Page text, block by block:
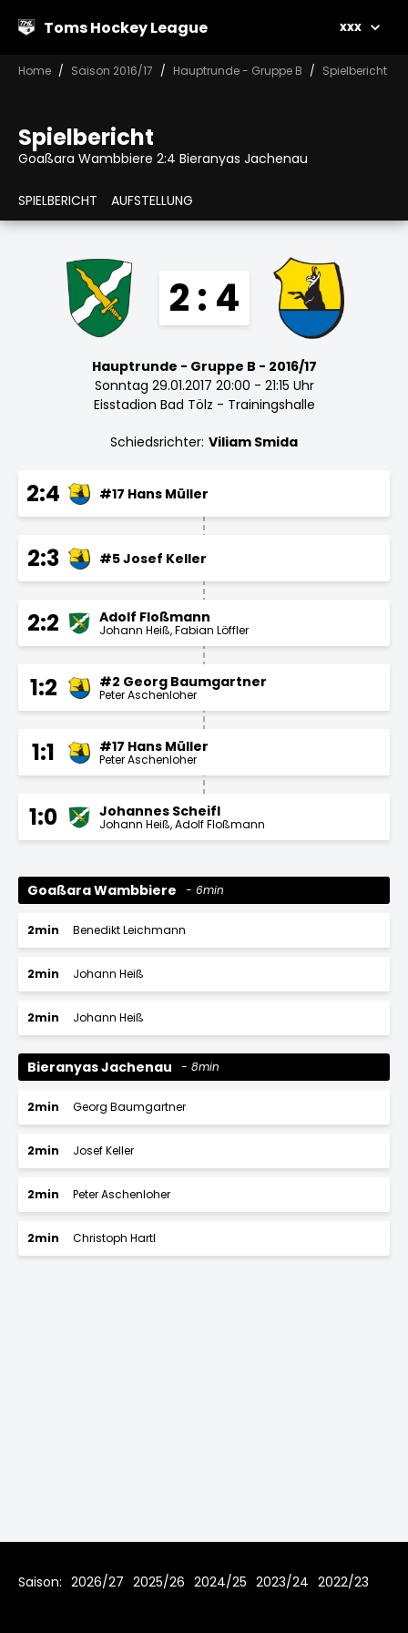
Toms Hockey League xxx
Home Saison 2016/17 Hauptrunde - Gruppe B Spielbericht
Spielbericht
Goaßara Wambbiere 2:4 Bieranyas Jachenau
SPIELBERICHT AUFSTELLUNG
2 : 4
Hauptrunde - Gruppe B - 2016/17
Sonntag 29.01.2017 20:00 - 21:15 Uhr
Eisstadion Bad Tölz - Trainingshalle
Schiedsrichter: Viliam Smida
2:4 #17 Hans Müller
2:3 #5 Josef Keller
2:2 Adolf Floßmann
Johann Heiß Fabian Löffler
1:2 #2 Georg Baumgartner
Peter Aschenloher
1:1 #17 Hans Müller
Peter Aschenloher
1:0 Johannes Scheifl
Johann Heiß Adolf Floßmann
Goaßara Wambbiere 6min
2min Benedikt Leichmann
2min Johann Heiß
2min Johann Heiß
Bieranyas Jachenau 8min
2min Georg Baumgartner
2min Josef Keller
2min Peter Aschenloher
2min Christoph Hartl
Saison: 2026/27 2025/26 2024/25 2023/24 2022/23